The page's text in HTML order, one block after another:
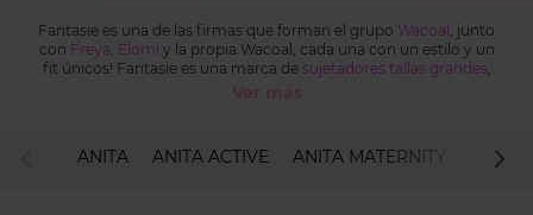
Fantasie es una de las firmas que forman el grupo Wacoal , junto
con Freya, Elomi y la propia Wacoal, cada una con un estilo y un
fit únicos! Fantasie es una marca de sujetadores tallas grandes,
un buen surtido de sujetadores con encaje, bordados…
ANITA ANITA ACTIVE ANITA MATERNITY ANITA